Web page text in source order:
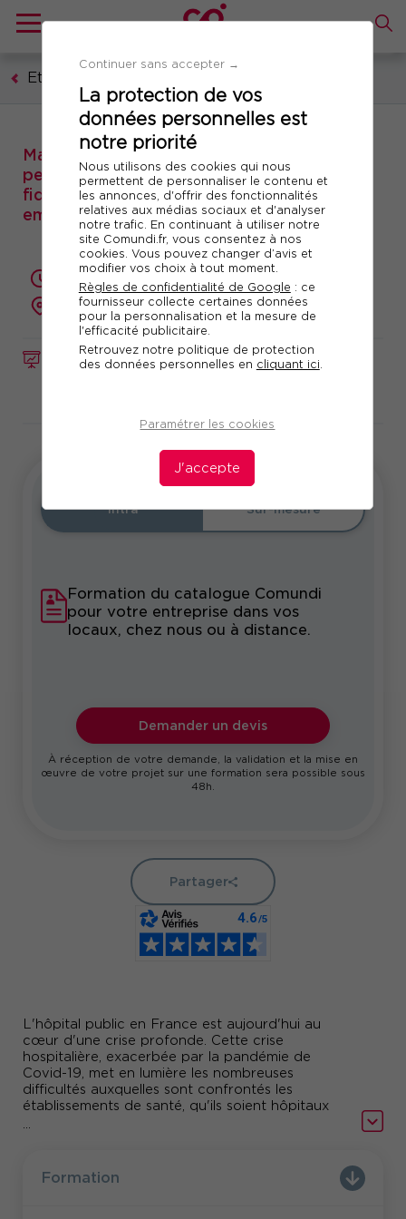
Continuer sans accepter →
La protection de vos
données personnelles est
notre priorité
Nous utilisons des cookies qui nous
permettent de personnaliser le contenu et
les annonces, d'offrir des fonctionnalités
relatives aux médias sociaux et d'analyser
notre trafic. En continuant à utiliser notre
site Comundi.fr, vous consentez à nos
cookies. Vous pouvez changer d’avis et
modifier vos choix à tout moment.
Règles de confidentialité de Google : ce
fournisseur collecte certaines données
pour la personnalisation et la mesure de
l'efficacité publicitaire.
Retrouvez notre politique de protection
des données personnelles en cliquant ici
Paramétrer les cookies
J'accepte
Etablissements sanitaires et médico-sociaux
FORMATION Réf. 12084
Matinale : quelle politique pour les
personnels de santé ? Recrutement,
fidélisation, développement marque
employeur
à distance
L'hôpital public en France est aujourd'hui au
cœur d'une crise profonde. Cette crise
hospitalière, exacerbée par la pandémie de
Covid-19, met en lumière les nombreuses
difficultés auxquelles sont confrontés les
établissements de santé, qu'ils soient hôpitaux
santé, y compris les médecins et les soignants,
sont particulièrement préoccupantes.
...
Intra Sur-mesure
Formation du catalogue Comundi
pour votre entreprise dans vos
locaux, chez nous ou à distance.
Demander un devis
À réception de votre demande, la validation et la mise en
œuvre de votre projet sur une formation sera possible sous
48h.
Partager
Formation